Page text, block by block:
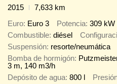
2015
7,633 km
Euro Euro 3 Potencia 309 kW
Combustible diésel
Suspensión resorte/neumática
Bomba de hormigón
3 m, 140 m3/h
Depósito de agua 800 l